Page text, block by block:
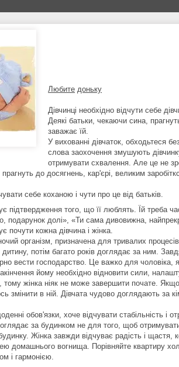
Любите доньку
Дівчинці необхідно відчути себе
Деякі батьки, чекаючи сина,
заважає їй.
У вихованні дівчаток, обходьтеся
слова заохочення змушують
отримувати схвалення. Але це не
прагнуть до досягнень, кар'єрі, великим
себе коханою і чути про це від батьків.
підтвердження того, що її люблять. Їй
подарунок долі», «Ти сама дивовижна,
почути кожна дівчина і жінка.
організм, призначена для тривалих
потім багато років доглядає за ним.
вести господарство. Це важко для чоловіка,
йому необхідно відновити сили,
тому жінка ніяк не може завершити почате.
змінити в ній. Дівчата чудово доглядають за
обов'язки, хоче відчувати стабільність і
за будинком не для того, щоб
Жінка завжди відчуває радість і щастя,
домашнього вогнища. Порівняйте квартиру
і гармонією.